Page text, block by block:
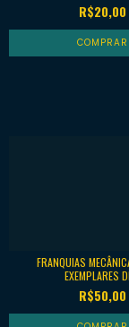
R$20,00
FRANQUIAS
EXEMPLARES
R$50,00